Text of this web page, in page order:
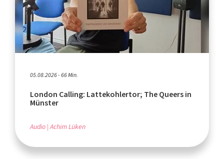
05.08.2026 - 66 Min.
London Calling: Lattekohlertor; The Queers in
Münster
Audio Achim Lüken